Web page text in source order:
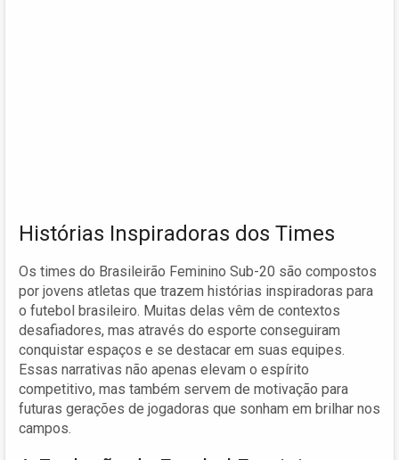
Histórias Inspiradoras dos Times
Os times do Brasileirão Feminino Sub-20 são compostos
por jovens atletas que trazem histórias inspiradoras para
o futebol brasileiro. Muitas delas vêm de contextos
desafiadores, mas através do esporte conseguiram
conquistar espaços e se destacar em suas equipes.
Essas narrativas não apenas elevam o espírito
competitivo, mas também servem de motivação para
futuras gerações de jogadoras que sonham em brilhar nos
campos.